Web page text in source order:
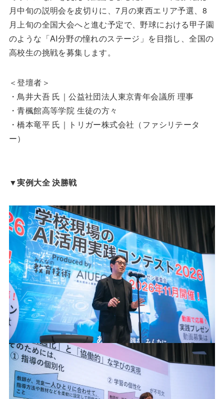
月中旬の説明会を皮切りに、7月の東西エリア予選、8
月上旬の全国大会へと進む予定で、野球における甲子園
のような「AI分野の憧れのステージ」を目指し、全国の
高校生の挑戦を募集します。
＜登壇者＞
・鳥井大吾 氏｜公益社団法人東京青年会議所 理事
・青楓館高等学院 生徒の方々
・橋本竜平 氏｜トリガー株式会社（ファシリテータ
ー）
▼実例大全 決勝戦